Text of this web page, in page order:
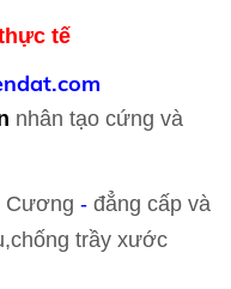
tế
nhân tạo cứng và
Cương - đẳng cấp và
trầy xước